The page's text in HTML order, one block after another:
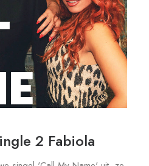
2 Fabiola